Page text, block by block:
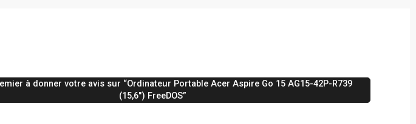
à donner votre avis sur “Ordinateur Portable Acer Aspire Go 15 AG15-42P-R739
(15,6″) FreeDOS”